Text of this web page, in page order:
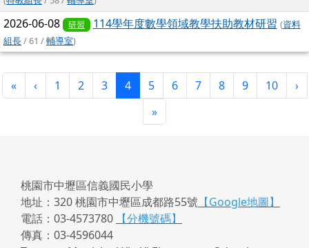
2026-06-08 研習 114學年度數學領域教學扶助教材研習 (資料
組長/ 61 /輔導室)
«第一頁
‹上一頁
1 2 3 4(目前頁次)
5 6 7 8 9 10 ›
»最後頁
桃園市中壢區信義國民小學
地址：320 桃園市中壢區成都路55號 【Google地圖】
電話：03-4573780
【分機號碼】
傳真：03-4596044